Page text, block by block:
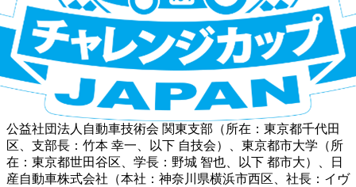
公益社団法人自動車技術会 関東支部（所在：東京都千代田
区、支部長：竹本 幸一、以下 自技会）、東京都市大学（所
在：東京都世田谷区、学長：野城 智也、以下 都市大）、日
産自動車株式会社（本社：神奈川県横浜市西区、社長：イヴ